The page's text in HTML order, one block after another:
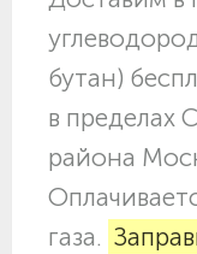
бутан)
в пределах
района
газа.